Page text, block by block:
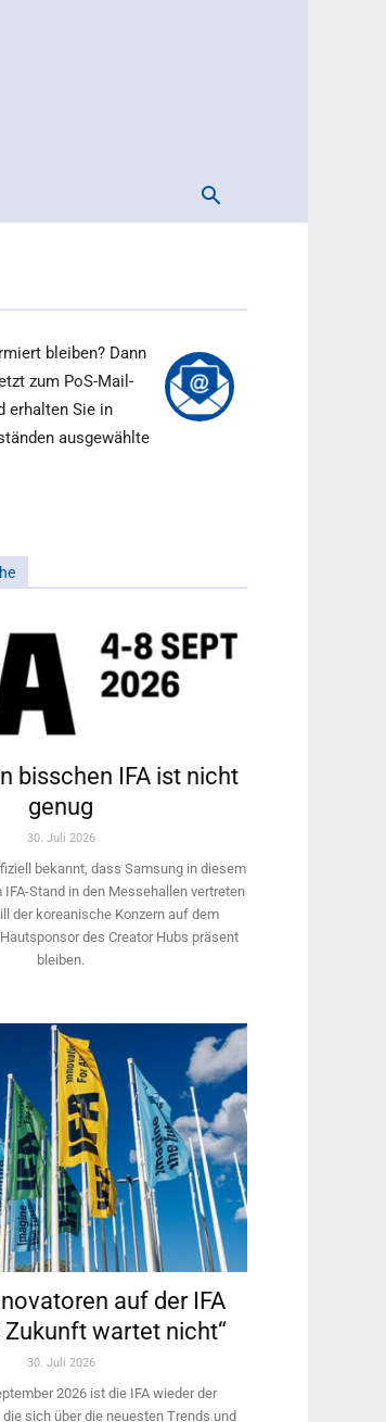
bleiben? Dann
zum PoS-Mail-
erhalten Sie in
ausgewählte
bisschen IFA ist nicht
genug
30. Juli 2026
bekannt, dass Samsung in diesem
Stand in den Messehallen vertreten
­der koreanische Konzern auf dem
des Creator Hubs präsent
bleiben.
auf der IFA
Zukunft wartet nicht“
30. Juli 2026
2026 ist die IFA wieder der
sich über die neuesten Trends und